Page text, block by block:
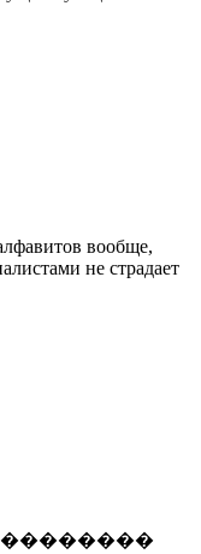
вообще,
не страдает